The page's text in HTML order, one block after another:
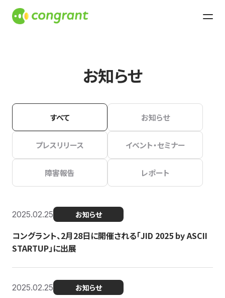
お知らせ
すべて お知らせ
プレスリリース イベント・セミナー
障害報告 レポート
2025.02.25 お知らせ
コングラント、2月28日に開催される「JID 2025 by ASCII
STARTUP」に出展
2025.02.25 お知らせ